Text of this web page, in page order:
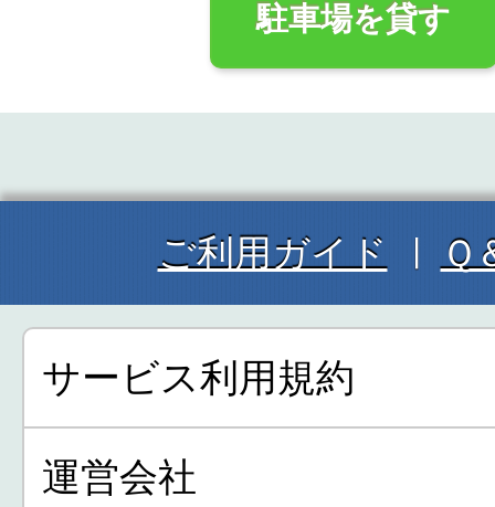
駐車場を貸す
ご利用ガイド Ｑ
サービス利用規約
運営会社